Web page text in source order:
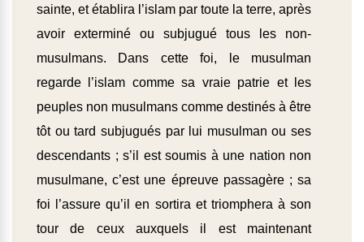
sainte, et établira l’islam par toute la terre, après
avoir exterminé ou subjugué tous les non-
musulmans. Dans cette foi, le musulman
regarde l’islam comme sa vraie patrie et les
peuples non musulmans comme destinés à être
tôt ou tard subjugués par lui musulman ou ses
descendants ; s’il est soumis à une nation non
musulmane, c’est une épreuve passagère ; sa
foi l’assure qu’il en sortira et triomphera à son
tour de ceux auxquels il est maintenant